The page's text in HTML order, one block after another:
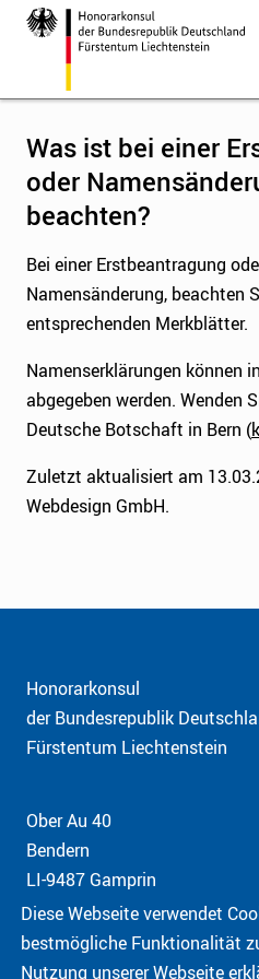
Was ist bei einer
oder
beachten?
Bei einer Erstbeantragung
Namensänderung, beachten
entsprechenden Merkblätter.
Namenserklärungen können
abgegeben werden. Wenden
Deutsche Botschaft in Bern (
Zuletzt aktualisiert am
Webdesign GmbH.
Honorarkonsul
der Bundesrepublik
Fürstentum Liechtenstein
Ober Au 40
Bendern
LI-9487 Gamprin
Telefon:+423 237 60 09
Diese Webseite verwendet
bestmögliche Funktionalität
Nutzung unserer Webseite